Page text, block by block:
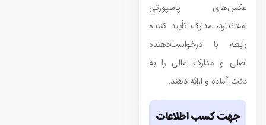
عکس‌های پاسپورتی
استاندارد، مدارک تأیید کننده
رابطه با درخواست‌دهنده
اصلی و مدارک مالی را به
دقت آماده و ارائه دهند.
جهت کسب اطلاعات